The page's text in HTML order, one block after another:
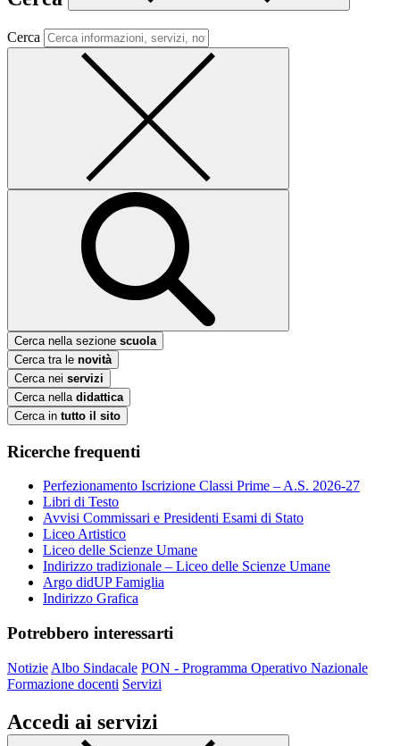
Cerca
Cerca nella sezione scuola
Cerca tra le novità
Cerca nei servizi
Cerca nella didattica
Cerca in tutto il sito
Ricerche frequenti
Perfezionamento Iscrizione Classi Prime – A.S. 2026-27
Libri di Testo
Avvisi Commissari e Presidenti Esami di Stato
Liceo Artistico
Liceo delle Scienze Umane
Indirizzo tradizionale – Liceo delle Scienze Umane
Argo didUP Famiglia
Indirizzo Grafica
Potrebbero interessarti
Notizie Albo Sindacale PON - Programma Operativo Nazionale
Formazione docenti Servizi
Accedi ai servizi